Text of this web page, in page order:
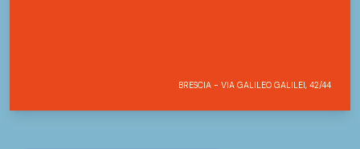
BRESCIA - VIA GALILEO GALILEI, 42/44